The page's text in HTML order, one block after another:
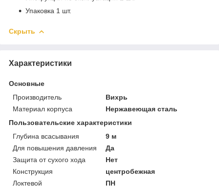
Упаковка 1 шт.
Скрыть
Характеристики
Основные
Производитель
Вихрь
Материал корпуса
Нержавеющая сталь
Пользовательские характеристики
Глубина всасывания
9 м
Для повышения давления
Да
Защита от сухого хода
Нет
Конструкция
центробежная
Локтевой
ПН